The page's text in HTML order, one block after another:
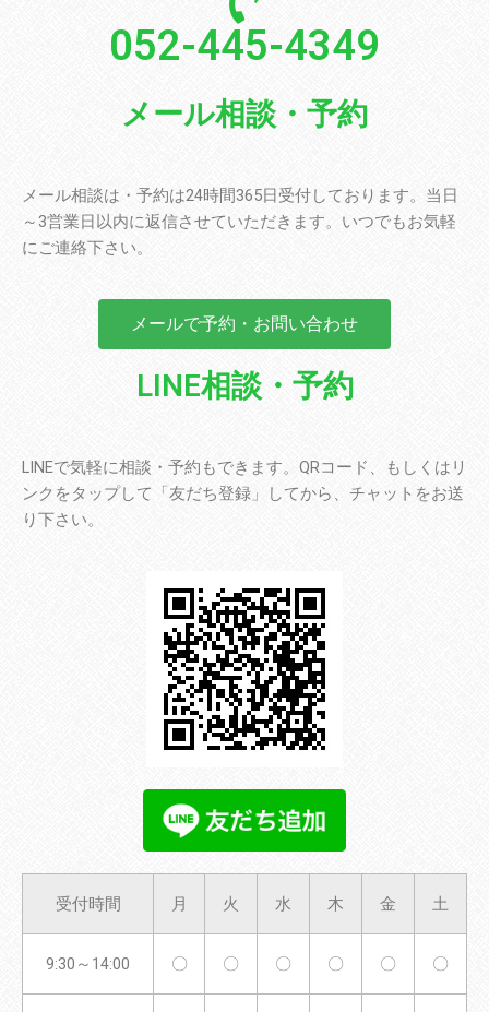
052-445-4349
メール相談・予約
メール相談は・予約は24時間365日受付しております。当日
～3営業日以内に返信させていただきます。いつでもお気軽
にご連絡下さい。
メールで予約・お問い合わせ
LINE相談・予約
LINEで気軽に相談・予約もできます。QRコード、もしくはリ
ンクをタップして「友だち登録」してから、チャットをお送
り下さい。
受付時間 月 火 水 木 金 土
9:30～14:00 〇 〇 〇 〇 〇 〇